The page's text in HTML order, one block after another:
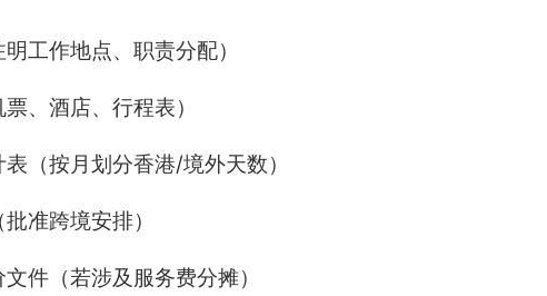
工作地点、职责分配）
、酒店、行程表）
（按月划分香港/境外天数）
准跨境安排）
件（若涉及服务费分摊）